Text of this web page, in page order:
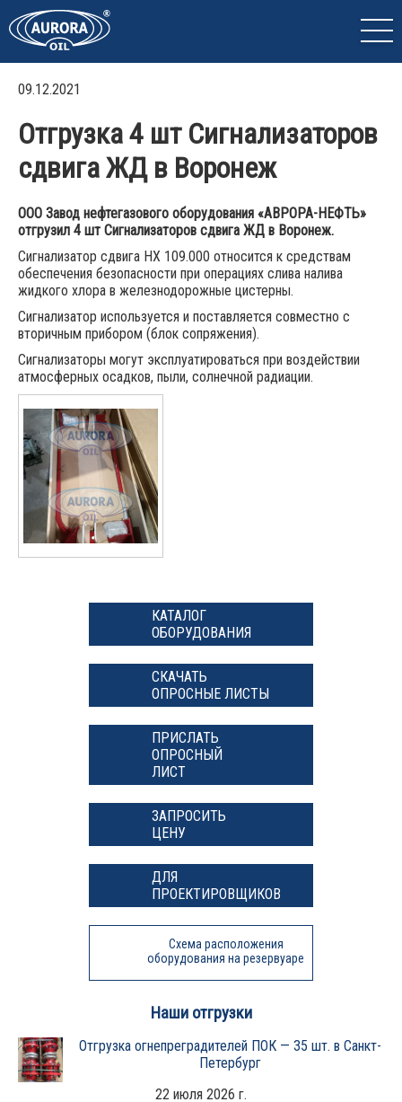
09.12.2021
Отгрузка 4 шт Сигнализаторов
сдвига ЖД в Воронеж
ООО Завод нефтегазового оборудования «АВРОРА-НЕФТЬ»
отгрузил 4 шт Сигнализаторов сдвига ЖД в Воронеж.
Сигнализатор сдвига НХ 109.000 относится к средствам
обеспечения безопасности при операциях слива налива
жидкого хлора в железнодорожные цистерны.
Сигнализатор используется и поставляется совместно с
вторичным прибором (блок сопряжения).
Сигнализаторы могут эксплуатироваться при воздействии
атмосферных осадков, пыли, солнечной радиации.
КАТАЛОГ
ОБОРУДОВАНИЯ
СКАЧАТЬ
ОПРОСНЫЕ ЛИСТЫ
ПРИСЛАТЬ
ОПРОСНЫЙ
ЛИСТ
ЗАПРОСИТЬ
ЦЕНУ
ДЛЯ
ПРОЕКТИРОВЩИКОВ
Схема расположения
оборудования на резервуаре
Наши отгрузки
Отгрузка огнепреградителей ПОК — 35 шт. в Санкт-
Петербург
22 июля 2026 г.